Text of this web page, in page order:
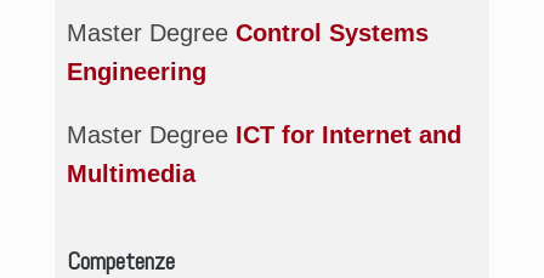
Master Degree Control Systems
Engineering
Master Degree ICT for Internet and
Multimedia
Competenze